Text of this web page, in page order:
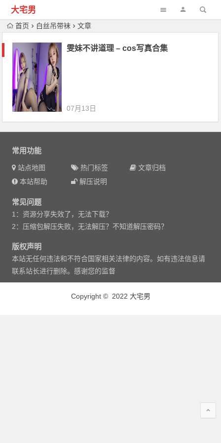
大宅男
首页 白丝吊带袜 文章
雯妹不讲道理 – cos写真合集
07月13日
常用功能
站点地图 热门标签
文章归档
本站帮助
解压说明
常见问题
1：资源分享失效了，无法下载？
2：压缩包解压失败，无法解压？不知道解压密码？
版权声明
本站无任何违法和不符合国家相关法律的内容。如有违法信息请
联系站长进行删除。感谢您的监督
Copyright © 2022 大宅男